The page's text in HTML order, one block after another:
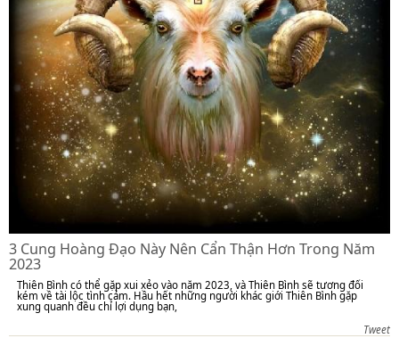
3 Cung Hoàng Đạo Này Nên Cẩn Thận Hơn Trong Năm
2023
Thiên Bình có thể gặp xui xẻo vào năm 2023, và Thiên Bình sẽ tương đối
kém về tài lộc tình cảm. Hầu hết những người khác giới Thiên Bình gặp
xung quanh đều chỉ lợi dụng bạn,
Tweet